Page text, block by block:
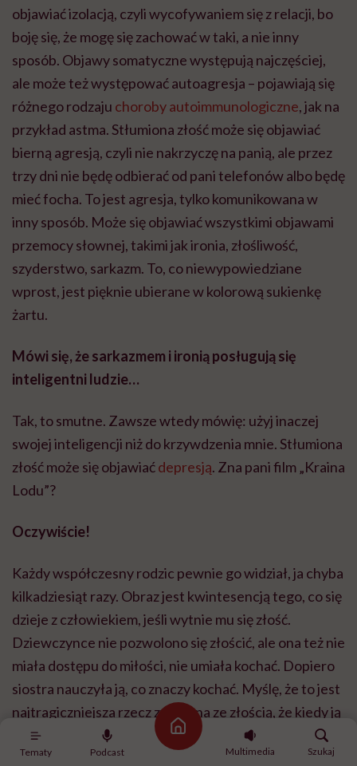
Tematy Podcast
Strona główna
Multimedia
Szukaj
objawiać izolacją, czyli wycofywaniem się z relacji, bo
boję się, że mogę się zachować w taki, a nie inny
sposób. Objawy somatyczne występują najczęściej,
ale może też występować autoagresja – pojawiają się
różnego rodzaju choroby autoimmunologiczne, jak na
przykład astma. Stłumiona złość może się objawiać
bierną agresją, czyli nie nakrzyczę na panią, ale przez
trzy dni nie będę odbierać od pani telefonów albo będę
mieć focha. To jest agresja, tylko komunikowana w
inny sposób. Może się objawiać wszystkimi objawami
przemocy słownej, takimi jak ironia, złośliwość,
szyderstwo, sarkazm. To, co niewypowiedziane
wprost, jest pięknie ubierane w kolorową sukienkę
żartu.
Mówi się, że sarkazmem i ironią posługują się
inteligentni ludzie…
Tak, to smutne. Zawsze wtedy mówię: użyj inaczej
swojej inteligencji niż do krzywdzenia mnie. Stłumiona
złość może się objawiaćdepresją. Zna pani film „Kraina
Lodu”?
Oczywiście!
Każdy współczesny rodzic pewnie go widział, ja chyba
kilkadziesiąt razy. Obraz jest kwintesencją tego, co się
dzieje z człowiekiem, jeśli wytnie mu się złość.
Dziewczynce nie pozwolono się złościć, ale ona też nie
miała dostępu do miłości, nie umiała kochać. Dopiero
siostra nauczyła ją, co znaczy kochać. Myślę, że to jest
najtragiczniejsza rzecz związana ze złością, że kiedy ją
zamrażamy, wycinamy ją sobie, kiedy na nią nie
pozwalamy, to musimy wyciąć sobie ogólne czucie